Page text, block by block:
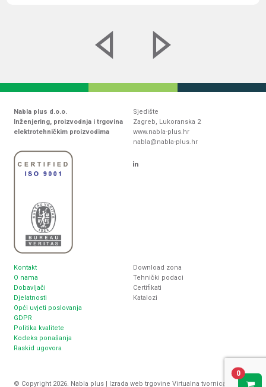
Nabla plus d.o.o.
Inženjering, proizvodnja i trgovina
elektrotehničkim proizvodima
Sjedište
Zagreb, Lukoranska 2
www.nabla-plus.hr
nabla@nabla-plus.hr
Kontakt
O nama
Dobavljači
Djelatnosti
Opći uvjeti poslovanja
GDPR
Politika kvalitete
Kodeks ponašanja
Raskid ugovora
Download zona
Tehnički podaci
Certifikati
Katalozi
© Copyright 2026. Nabla plus | Izrada web trgovine Virtualna tvornica
0